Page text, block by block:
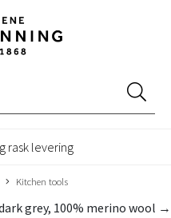
rask levering
Kitchen tools
grey, 100% merino wool →